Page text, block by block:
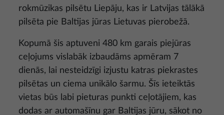
rokmūzikas pilsētu Liepāju, kas ir Latvijas tālākā
pilsēta pie Baltijas jūras Lietuvas pierobežā.
Kopumā šis aptuveni 480 km garais piejūras
ceļojums vislabāk izbaudāms apmēram 7
dienās, lai nesteidzīgi izjustu katras piekrastes
pilsētas un ciema unikālo šarmu. Šīs ieteiktās
vietas būs labi pieturas punkti ceļotājiem, kas
dodas ar automašīnu gar Baltijas jūru, sākot no